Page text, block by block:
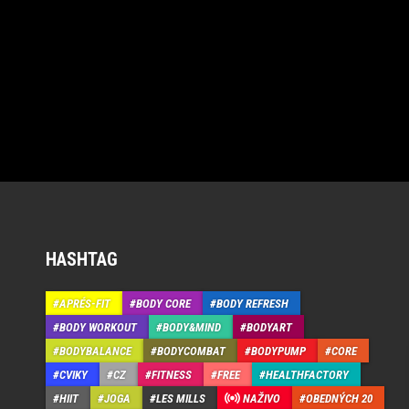
HASHTAG
APRÉS-FIT BODY CORE
BODY REFRESH
BODY WORKOUT
BODY&MIND
BODYART
BODYBALANCE
BODYCOMBAT BODYPUMP
CORE
CVIKY
CZ FITNESS FREE
HEALTHFACTORY
HIIT
JOGA LES MILLS NAŽIVO OBEDNÝCH 20